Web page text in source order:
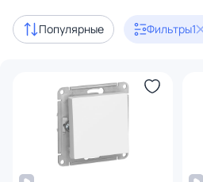
Популярные Фильтры1
В наличии 149